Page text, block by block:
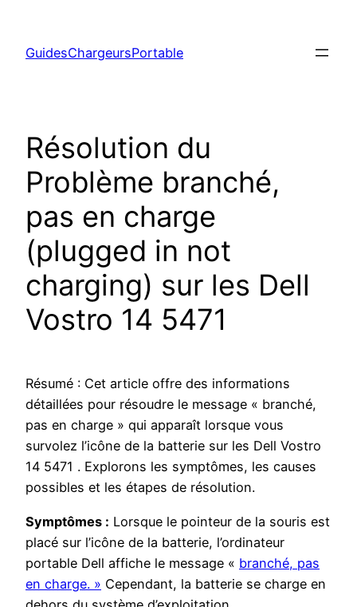
contenu
GuidesChargeursPortable
Résolution du
Problème branché,
pas en charge
(plugged in not
charging) sur les Dell
Vostro 14 5471
Résumé : Cet article offre des informations
détaillées pour résoudre le message « branché,
pas en charge » qui apparaît lorsque vous
survolez l’icône de la batterie sur les Dell Vostro
14 5471 . Explorons les symptômes, les causes
possibles et les étapes de résolution.
Symptômes : Lorsque le pointeur de la souris est
placé sur l’icône de la batterie, l’ordinateur
portable Dell affiche le message « branché, pas
en charge. » Cependant, la batterie se charge en